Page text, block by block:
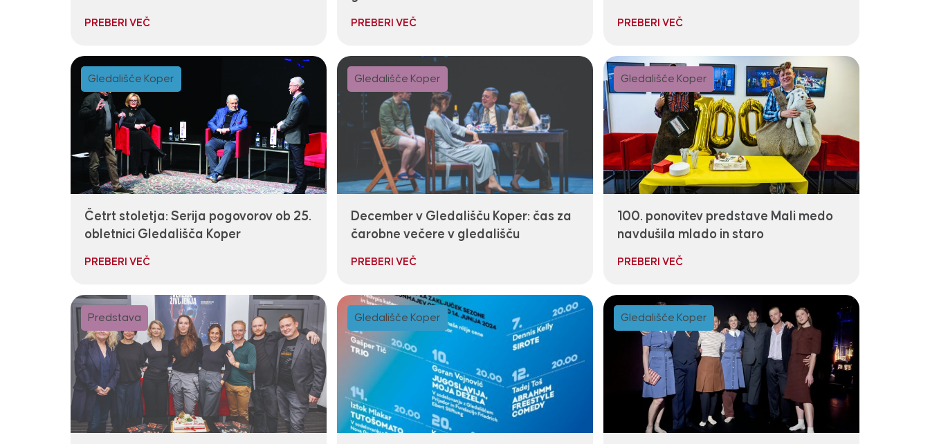
PREBERI VEČ PREBERI VEČ PREBERI VEČ
Gledališče Koper
Četrt stoletja: Serija pogovorov ob 25.
obletnici Gledališča Koper
PREBERI VEČ
Gledališče Koper
December v Gledališču Koper: čas za
čarobne večere v gledališču
PREBERI VEČ
Gledališče Koper
100. ponovitev predstave Mali medo
navdušila mlado in staro
PREBERI VEČ
Predstava Gledališče Koper Gledališče Koper